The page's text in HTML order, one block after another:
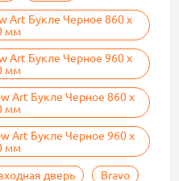
Art Букле Черное 860 х
мм
Art Букле Черное 960 х
мм
Art Букле Черное 860 х
мм
Art Букле Черное 960 х
мм
дверь
Bravo